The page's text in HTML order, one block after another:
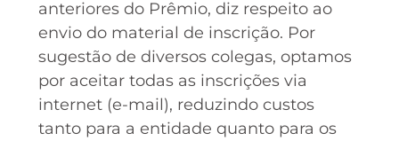
anteriores do Prêmio, diz respeito ao
envio do material de inscrição. Por
sugestão de diversos colegas, optamos
por aceitar todas as inscrições via
internet (e-mail), reduzindo custos
tanto para a entidade quanto para os